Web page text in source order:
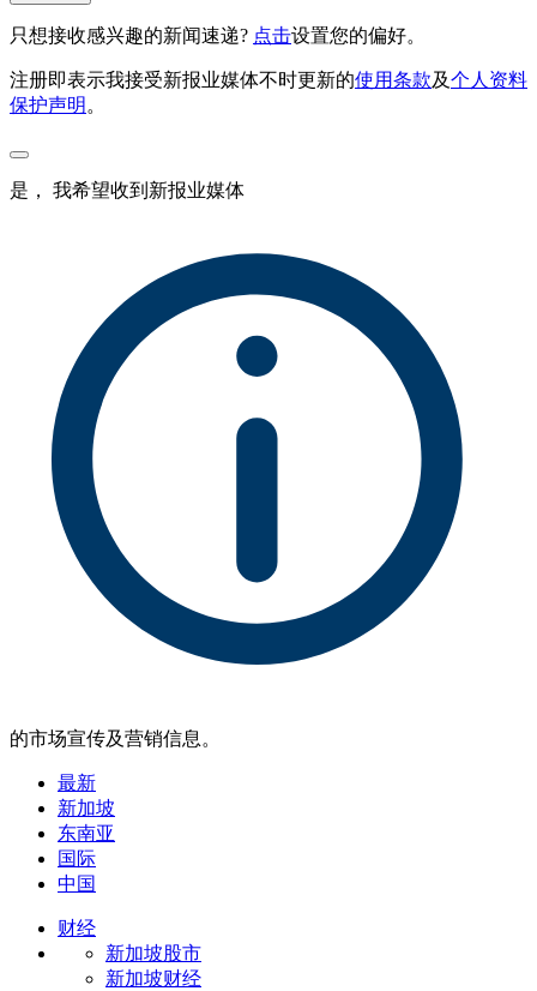
只想接收感兴趣的新闻速递? 点击设置您的偏好。
注册即表示我接受新报业媒体不时更新的使用条款及个人资料
保护声明 。
是， 我希望收到新报业媒体
的市场宣传及营销信息。
最新
新加坡
东南亚
国际
中国
财经
新加坡股市
新加坡财经